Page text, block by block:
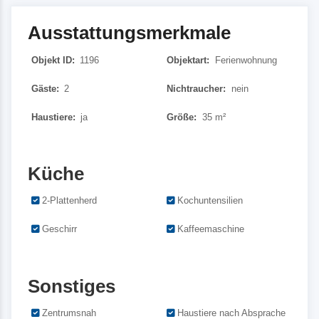
Ausstattungsmerkmale
Objekt ID: 1196 Objektart: Ferienwohnung
Gäste: 2 Nichtraucher: nein
Haustiere: ja Größe: 35 m²
Küche
2-Plattenherd Kochuntensilien
Geschirr Kaffeemaschine
Sonstiges
Zentrumsnah Haustiere nach Absprache